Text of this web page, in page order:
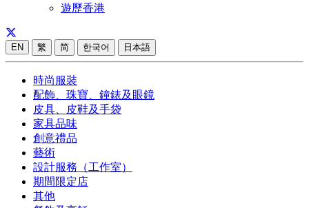
遊歷香港
EN 繁 简 한국어 日本語
時尚服裝
配飾、珠寶、鐘錶及眼鏡
皮具、皮鞋及手袋
家具品味
創意禮品
藝術
設計服務（工作室）
期間限定店
其他